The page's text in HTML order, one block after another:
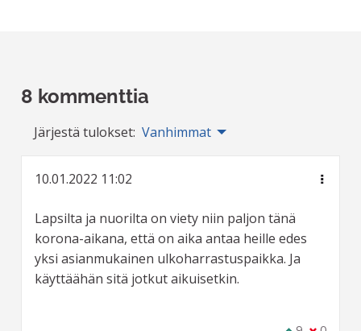
8 kommenttia
Järjestä tulokset: Vanhimmat
10.01.2022 11:02
Lapsilta ja nuorilta on viety niin paljon tänä
korona-aikana, että on aika antaa heille edes
yksi asianmukainen ulkoharrastuspaikka. Ja
käyttäähän sitä jotkut aikuisetkin.